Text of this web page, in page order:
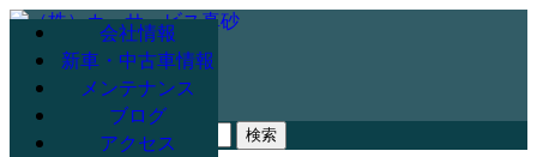
078-947-3265
会社情報
新車・中古車情報
メンテナンス
ブログ
アクセス